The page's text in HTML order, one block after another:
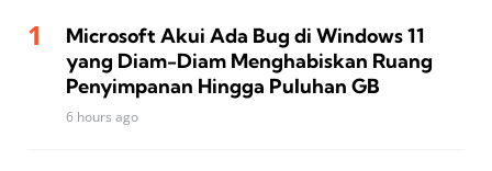
Microsoft Akui Ada Bug di Windows 11
yang Diam-Diam Menghabiskan Ruang
Penyimpanan Hingga Puluhan GB
6 hours ago